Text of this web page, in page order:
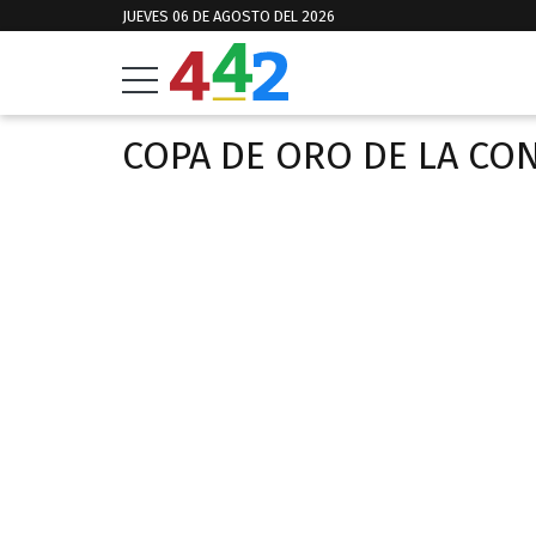
JUEVES 06 DE AGOSTO DEL 2026
COPA DE ORO DE LA